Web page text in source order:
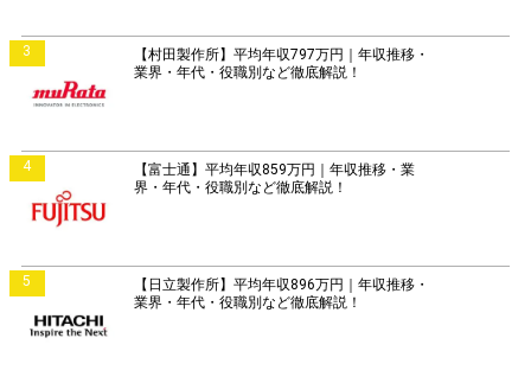
3
【村田製作所】平均年収797万円｜年収推移・
業界・年代・役職別など徹底解説！
4
【富士通】平均年収859万円｜年収推移・業
界・年代・役職別など徹底解説！
5
【日立製作所】平均年収896万円｜年収推移・
業界・年代・役職別など徹底解説！